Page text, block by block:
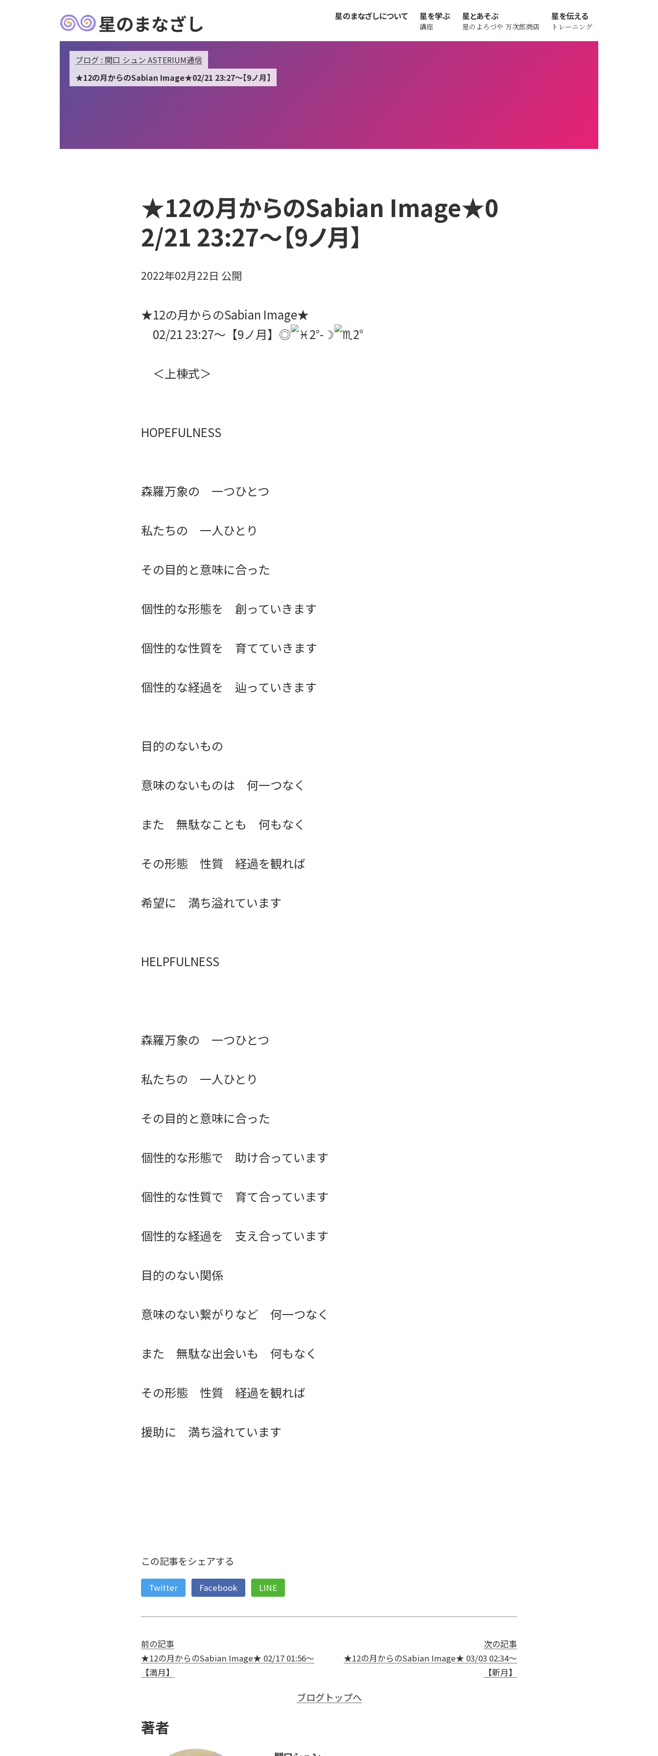
星のまなざし 星のまなざしについて 星を学ぶ
講座
星とあそぶ
星のよろづや 万次郎商店
星を伝える
トレーニング
ブログ : 関口 シュン ASTERIUM通信
★12の月からのSabian Image★02/21 23:27～【9ノ月】
★12の月からのSabian Image★0
2/21 23:27～【9ノ月】
2022年02月22日 公開
★12の月からのSabian Image★
02/21 23:27～【9ノ月】◎
2°-☽ 2°
＜上棟式＞
HOPEFULNESS
森羅万象の 一つひとつ
私たちの 一人ひとり
その目的と意味に合った
個性的な形態を 創っていきます
個性的な性質を 育てていきます
個性的な経過を 辿っていきます
目的のないもの
意味のないものは 何一つなく
また 無駄なことも 何もなく
その形態 性質 経過を観れば
希望に 満ち溢れています
HELPFULNESS
森羅万象の 一つひとつ
私たちの 一人ひとり
その目的と意味に合った
個性的な形態で 助け合っています
個性的な性質で 育て合っています
個性的な経過を 支え合っています
目的のない関係
意味のない繋がりなど 何一つなく
また 無駄な出会いも 何もなく
その形態 性質 経過を観れば
援助に 満ち溢れています
この記事をシェアする
Twitter Facebook LINE
前の記事
★12の月からのSabian Image★ 02/17 01:56～
【満月】
次の記事
★12の月からのSabian Image★ 03/03 02:34～
【新月】
ブログトップへ
著者